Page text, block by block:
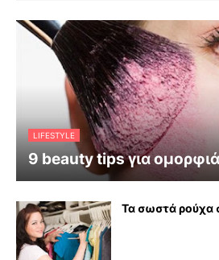
LIFESTYLE
9 beauty tips για
Τα σωστά ρούχα